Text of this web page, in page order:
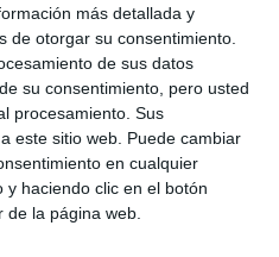
más detallada y
de otorgar su consentimiento.
de sus datos
su consentimiento, pero usted
procesamiento. Sus
este sitio web. Puede cambiar
en cualquier
y haciendo clic en el botón
de la página web.
la importancia
uso responsable del
en verano
se proclama
del torneo de fútbol 7